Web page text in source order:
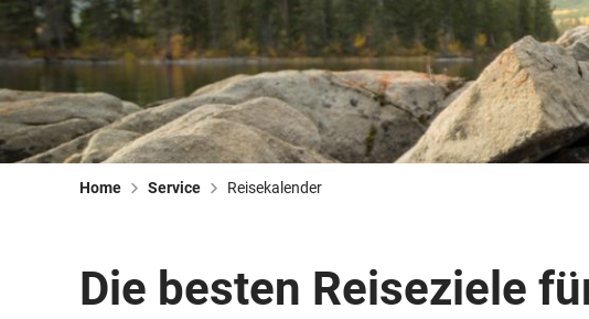
Home Service Reisekalender
Die besten Reiseziele